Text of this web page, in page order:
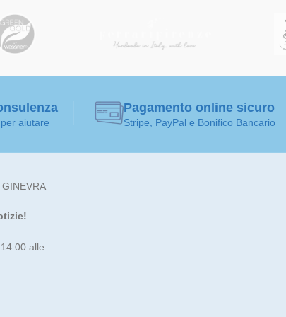
aiutare
Pagamento online sicuro
Stripe, PayPal e Bonifico Bancario
alle